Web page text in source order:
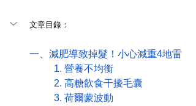
文章目錄：
一、減肥導致掉髮！小心減重4地雷
	1. 營養不均衡
	2. 高糖飲食干擾毛囊
	3. 荷爾蒙波動